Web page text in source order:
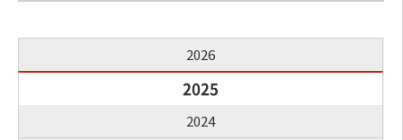
2026
2025
2024